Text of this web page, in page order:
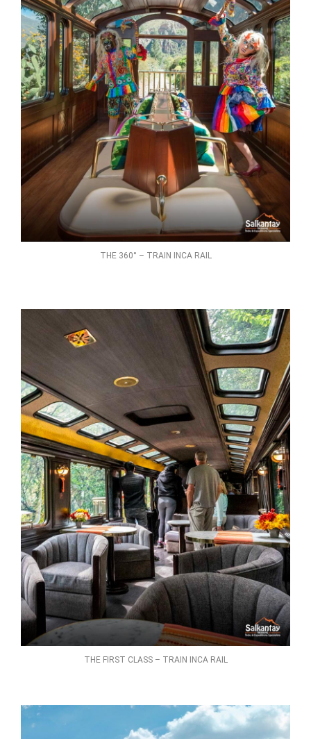
THE 360° – TRAIN INCA RAIL
THE FIRST CLASS – TRAIN INCA RAIL